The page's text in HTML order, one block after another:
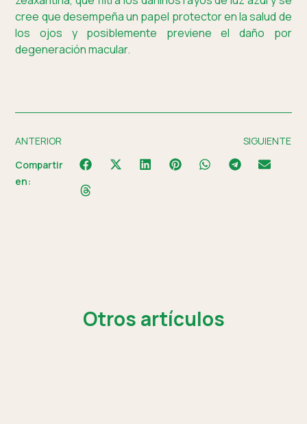
cree que desempeña un papel protector en la salud de
los ojos y posiblemente previene el daño por
degeneración macular.
ANTERIOR
SIGUIENTE
Compartir
en:
Otros artículos